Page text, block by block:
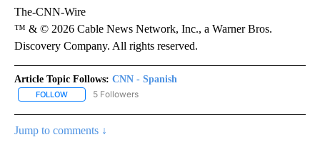
The-CNN-Wire
™ & © 2026 Cable News Network, Inc., a Warner Bros.
Discovery Company. All rights reserved.
Article Topic Follows: CNN - Spanish
FOLLOW FOLLOW "CNN - SPANISH" TO RECEIVE NOTIFICATIONS ABOUT
5 Followers
Jump to comments ↓